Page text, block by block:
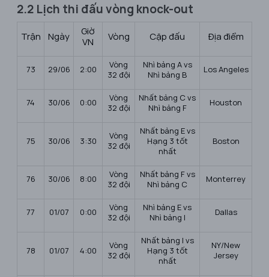
2.2 Lịch thi đấu vòng knock-out
Trận Ngày
Giờ
VN
Vòng Cặp đấu Địa điểm
73 29/06 2:00
Vòng
32 đội
Nhì bảng A vs
Nhì bảng B
Los Angeles
74 30/06 0:00
Vòng
32 đội
Nhất bảng C vs
Nhì bảng F
Houston
75 30/06 3:30
Vòng
32 đội
Nhất bảng E vs
Hạng 3 tốt
nhất
Boston
76 30/06 8:00
Vòng
32 đội
Nhất bảng F vs
Nhì bảng C
Monterrey
77 01/07 0:00
Vòng
32 đội
Nhì bảng E vs
Nhì bảng I
Dallas
78 01/07 4:00
Vòng
32 đội
Nhất bảng I vs
Hạng 3 tốt
nhất
NY/New
Jersey